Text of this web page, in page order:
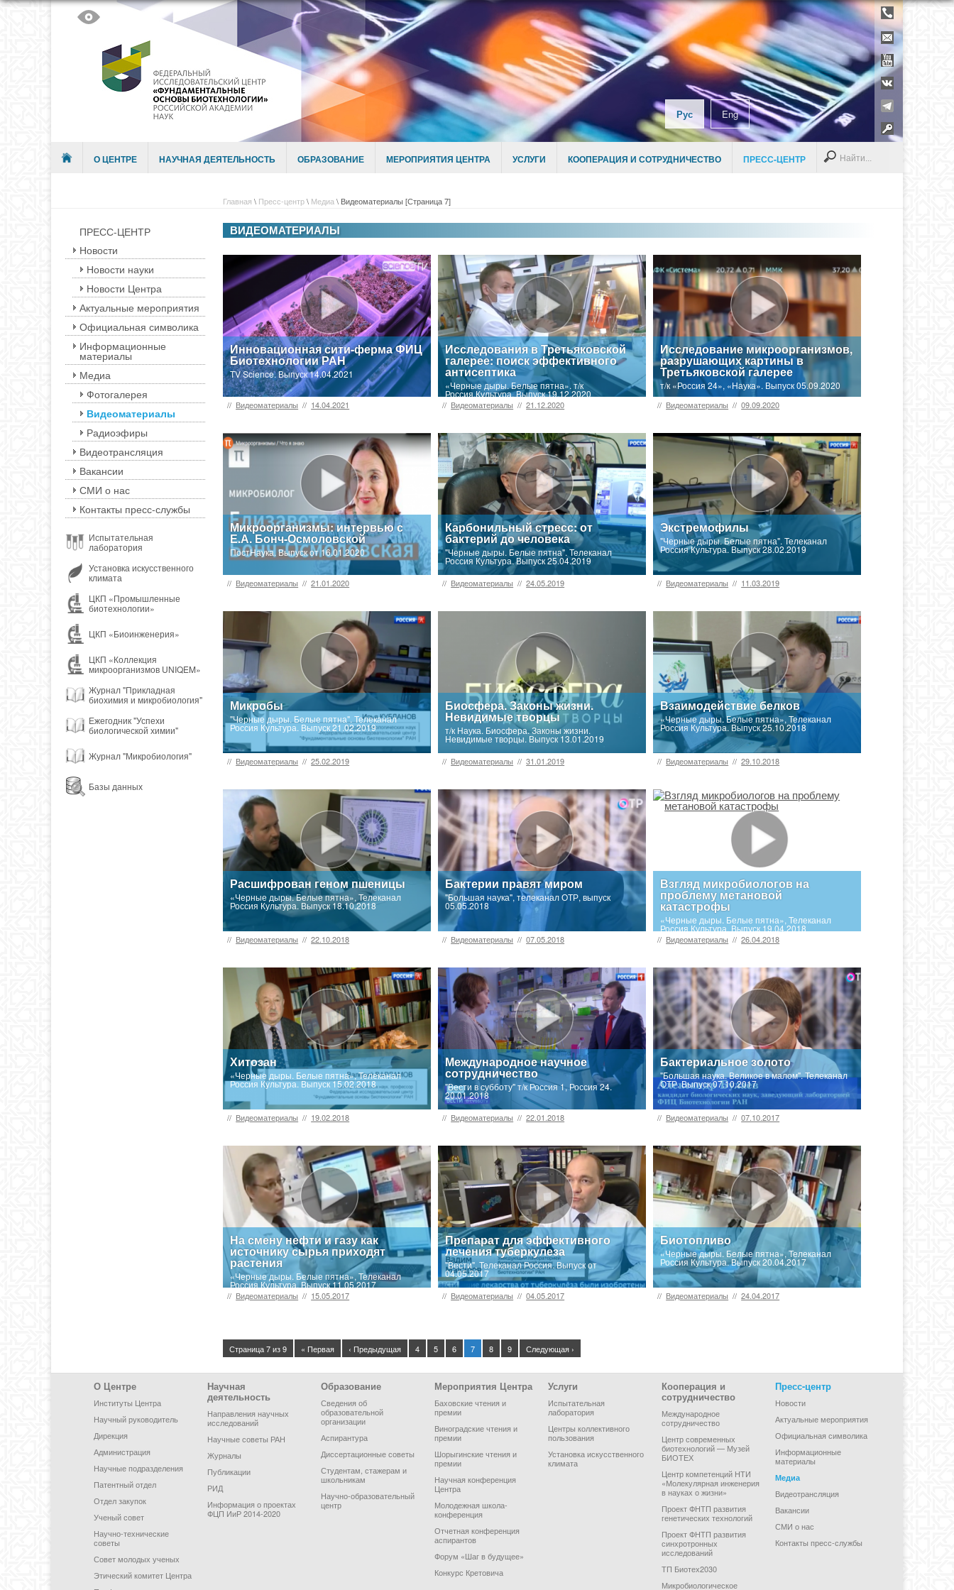
Рус Eng
Menu О ЦЕНТРЕ НАУЧНАЯ ДЕЯТЕЛЬНОСТЬ ОБРАЗОВАНИЕ МЕРОПРИЯТИЯ ЦЕНТРА УСЛУГИ КООПЕРАЦИЯ И СОТРУДНИЧЕСТВО ПРЕСС-ЦЕНТР
Search
Главная \ Пресс-центр\ Медиа \ Видеоматериалы[Страница 7]
ПРЕСС-ЦЕНТР
Новости
Новости науки
Новости Центра
Актуальные мероприятия
Официальная символика
Информационные
материалы
Медиа
Фотогалерея
Видеоматериалы
Радиоэфиры
Видеотрансляция
Вакансии
СМИ о нас
Контакты пресс-службы
Испытательная
лаборатория
Установка искусственного
климата
ЦКП «Промышленные
биотехнологии»
ЦКП «Биоинженерия»
ЦКП «Коллекция
микроорганизмов UNIQEM»
Журнал "Прикладная
биохимия и микробиология"
Ежегодник "Успехи
биологической химии"
Журнал "Микробиология"
Базы данных
ВИДЕОМАТЕРИАЛЫ
Инновационная сити-ферма ФИЦ
Биотехнологии РАН
TV Science. Выпуск 14.04.2021
// Видеоматериалы // 14.04.2021
Исследования в Третьяковской
галерее: поиск эффективного
антисептика
«Черные дыры. Белые пятна». т/к
Россия.Культура. Выпуск 19.12.2020
// Видеоматериалы // 21.12.2020
Исследование микроорганизмов,
разрушающих картины в
Третьяковской галерее
т/к «Россия 24», «Наука». Выпуск 05.09.2020
// Видеоматериалы // 09.09.2020
Микроорганизмы: интервью с
Е.А. Бонч-Осмоловской
ПостНаука. Выпуск от 16.01.2020
// Видеоматериалы // 21.01.2020
Карбонильный стресс: от
бактерий до человека
"Черные дыры. Белые пятна". Телеканал
Россия Культура. Выпуск 25.04.2019
// Видеоматериалы // 24.05.2019
Экстремофилы
"Черные дыры. Белые пятна". Телеканал
Россия Культура. Выпуск 28.02.2019
// Видеоматериалы // 11.03.2019
Микробы
"Черные дыры. Белые пятна". Телеканал
Россия Культура. Выпуск 21.02.2019
// Видеоматериалы // 25.02.2019
Биосфера. Законы жизни.
Невидимые творцы
т/к Наука. Биосфера. Законы жизни.
Невидимые творцы. Выпуск 13.01.2019
// Видеоматериалы // 31.01.2019
Взаимодействие белков
«Черные дыры. Белые пятна», Телеканал
Россия Культура. Выпуск 25.10.2018
// Видеоматериалы // 29.10.2018
Расшифрован геном пшеницы
«Черные дыры. Белые пятна», Телеканал
Россия Культура. Выпуск 18.10.2018
// Видеоматериалы // 22.10.2018
Бактерии правят миром
"Большая наука", телеканал ОТР, выпуск
05.05.2018
// Видеоматериалы // 07.05.2018
Взгляд микробиологов на
проблему метановой
катастрофы
«Черные дыры. Белые пятна», Телеканал
Россия Культура. Выпуск 19.04.2018
// Видеоматериалы // 26.04.2018
Хитозан
«Черные дыры. Белые пятна», Телеканал
Россия Культура. Выпуск 15.02.2018
// Видеоматериалы // 19.02.2018
Международное научное
сотрудничество
"Вести в субботу" т/к Россия 1, Россия 24.
20.01.2018
// Видеоматериалы // 22.01.2018
Бактериальное золото
"Большая наука. Великое в малом". Телеканал
ОТР. Выпуск 07.10.2017
// Видеоматериалы // 07.10.2017
На смену нефти и газу как
источнику сырья приходят
растения
«Черные дыры. Белые пятна», Телеканал
Россия Культура. Выпуск 11.05.2017
// Видеоматериалы // 15.05.2017
Препарат для эффективного
лечения туберкулеза
"Вести". Телеканал Россия. Выпуск от
04.05.2017
// Видеоматериалы // 04.05.2017
Биотопливо
«Черные дыры. Белые пятна», Телеканал
Россия Культура. Выпуск 20.04.2017
// Видеоматериалы // 24.04.2017
Страница 7 из 9 « Первая ‹ Предыдущая 4 5 6 7 8 9 Следующая ›
Footer Menu
О Центре
Институты Центра
Научный руководитель
Дирекция
Администрация
Научные подразделения
Патентный отдел
Отдел закупок
Ученый совет
Научно-технические
советы
Совет молодых ученых
Этический комитет Центра
Научная
деятельность
Направления научных
исследований
Научные советы РАН
Журналы
Публикации
РИД
Информация о проектах
ФЦП ИиР 2014-2020
Образование
Сведения об
образовательной
организации
Аспирантура
Диссертационные советы
Студентам, стажерам и
школьникам
Научно-образовательный
центр
Мероприятия Центра
Баховские чтения и
премии
Виноградские чтения и
премии
Шорыгинские чтения и
премии
Научная конференция
Центра
Молодежная школа-
конференция
Отчетная конференция
аспирантов
Форум «Шаг в будущее»
Конкурс Кретовича
Услуги
Испытательная
лаборатория
Центры коллективного
пользования
Установка искусственного
климата
Кооперация и
сотрудничество
Международное
сотрудничество
Центр современных
биотехнологий — Музей
БИОТЕХ
Центр компетенций НТИ
«Молекулярная инженерия
в науках о жизни»
Проект ФНТП развития
генетических технологий
Проект ФНТП развития
синхротронных
исследований
ТП Биотех2030
Микробиологическое
Пресс-центр
Новости
Актуальные мероприятия
Официальная символика
Информационные
материалы
Медиа
Видеотрансляция
Вакансии
СМИ о нас
Контакты пресс-службы